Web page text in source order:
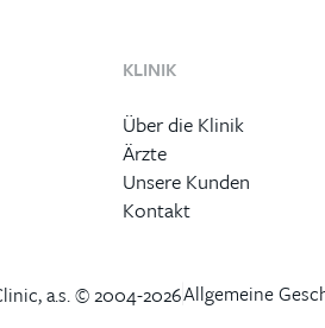
KLINIK
Über die Klinik
Ärzte
Unsere Kunden
Kontakt
a.s. © 2004-2026Allgemeine